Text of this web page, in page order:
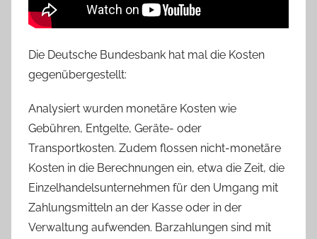
Die Deutsche Bundesbank hat mal die Kosten
gegenübergestellt:
Analysiert wurden monetäre Kosten wie
Gebühren, Entgelte, Geräte- oder
Transportkosten. Zudem flossen nicht-monetäre
Kosten in die Berechnungen ein, etwa die Zeit, die
Einzelhandelsunternehmen für den Umgang mit
Zahlungsmitteln an der Kasse oder in der
Verwaltung aufwenden. Barzahlungen sind mit